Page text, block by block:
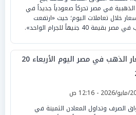
في مصر تحركاً صعودياً جديداً في
خلال تعاملات اليوم؛ حيث «ارتفعت
40 جنيهاً للجرام الواحد».
تراجع أسعار الذهب في مصر اليوم الأربعاء 20
الصرف وتداول المعادن الثمينة في